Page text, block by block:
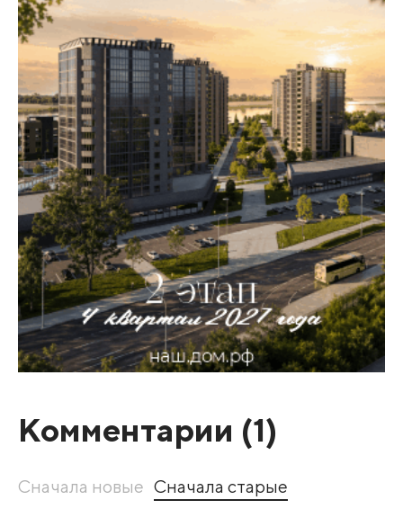
Комментарии (1)
Сначала новые Сначала старые